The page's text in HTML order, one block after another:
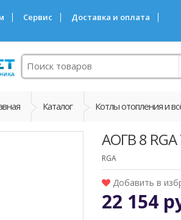
Сервис
Доставка и оплата
Поиск
Каталог Котлы отопления и
АОГВ 8
RGA
Добавить в
22 154